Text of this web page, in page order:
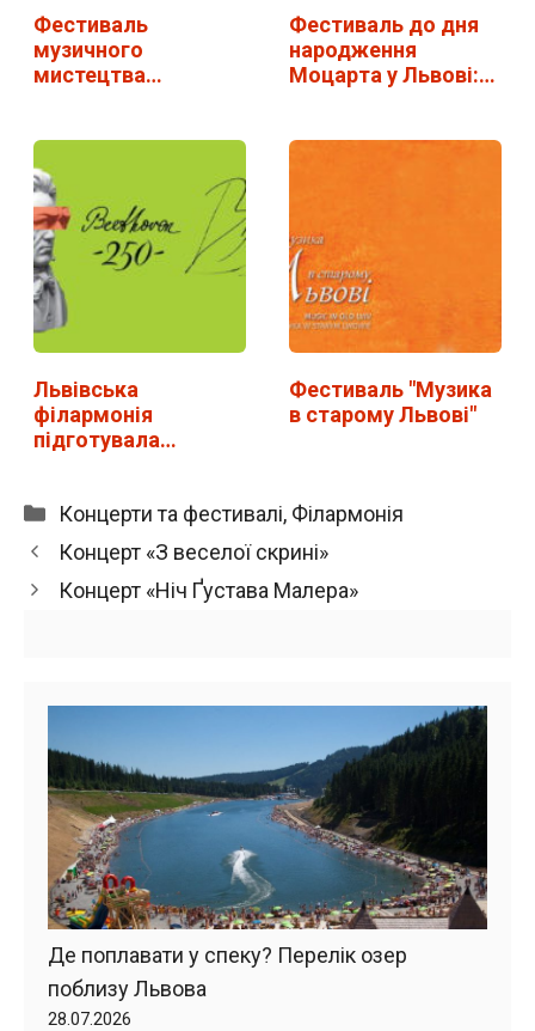
Фестиваль
музичного
мистецтва
Фестиваль до дня
народження
Моцарта у Львові:
Львівська
філармонія
підготувала
Фестиваль "Музика
в старому Львові"
Категорії
Концерти та фестивалі, Філармонія
Концерт «З веселої скрині»
Концерт «Ніч Ґустава Малера»
Де поплавати у спеку? Перелік озер
поблизу Львова
28.07.2026